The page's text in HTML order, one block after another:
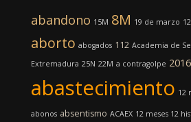
abandono 15M 8M 19 de marzo
aborto abogados 112 Academia de
Extremadura 25N 22M a contragolpe 2016
abastecimiento 12
abonos absentismo ACAEX 12 meses 12